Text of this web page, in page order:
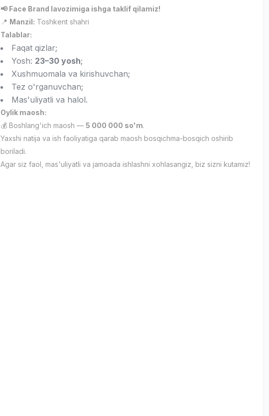
📢 Face Brand lavozimiga ishga taklif qilamiz!
📍 Manzil: Toshkent shahri
Talablar:
Faqat qizlar;
Yosh: 23–30 yosh;
Xushmuomala va kirishuvchan;
Tez o'rganuvchan;
Mas'uliyatli va halol.
Oylik maosh:
💰 Boshlang'ich maosh —5 000 000 so'm.
Yaxshi natija va ish faoliyatiga qarab maosh bosqichma-bosqich oshirib
boriladi.
Agar siz faol, mas'uliyatli va jamoada ishlashni xohlasangiz, biz sizni kutamiz!